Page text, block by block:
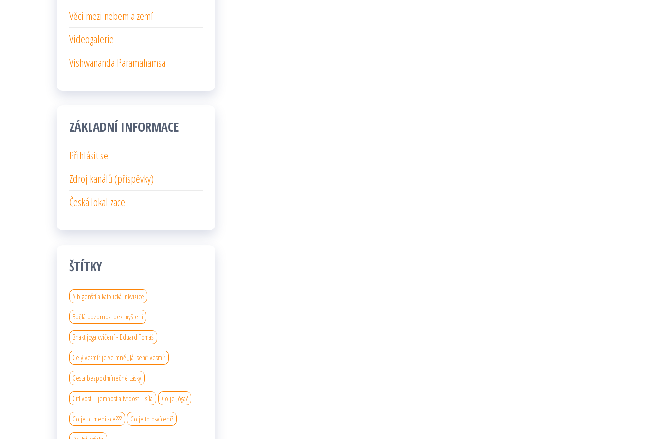
Věci mezi nebem a zemí
Videogalerie
Vishwananda Paramahamsa
ZÁKLADNÍ INFORMACE
Přihlásit se
Zdroj kanálů (příspěvky)
Česká lokalizace
ŠTÍTKY
Albigenští a katolická inkvizice
Bdělá pozornost bez myšlení
Bhaktijoga cvičení - Eduard Tomáš
Celý vesmír je ve mně „Já jsem“ vesmír
Cesta bezpodmínečné Lásky
Citlivost – jemnost a tvrdost – síla Co je Jóga?
Co je to meditace??? Co je to osvícení?